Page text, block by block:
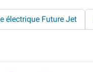
électrique Future Jet